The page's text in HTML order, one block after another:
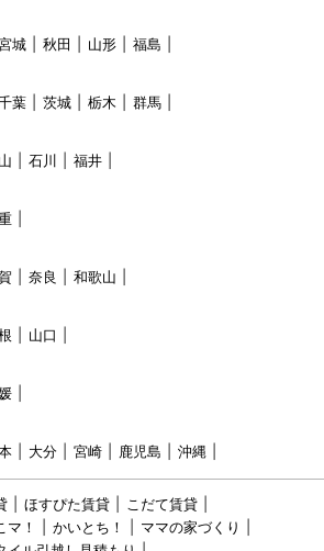
城 秋田 山形
福島
葉 茨城 栃木
群馬
石川
福井
奈良
和歌山
山口
大分 宮崎 鹿児島 沖縄
ほすぴた賃貸
こだて賃貸
マ！ かいとち！
ママの家づくり